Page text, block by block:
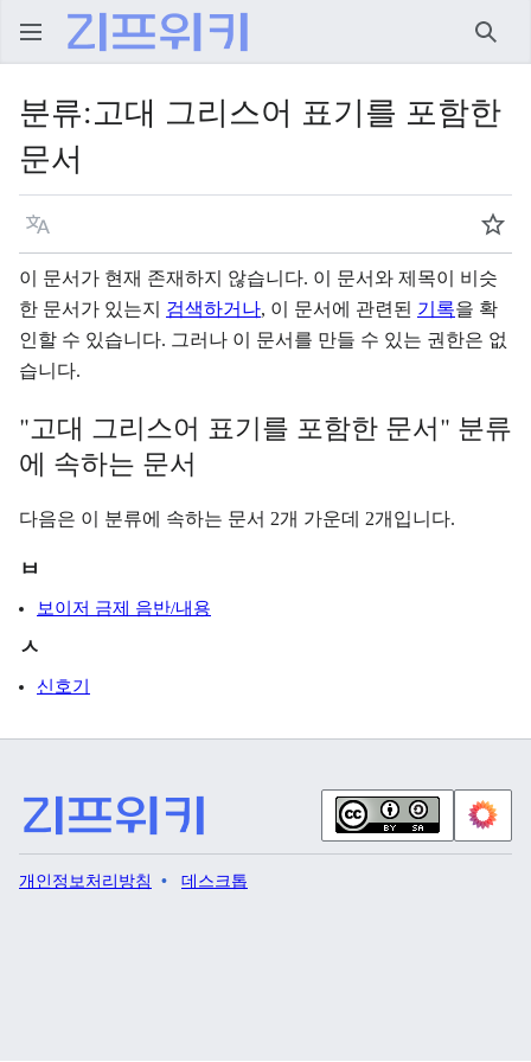
검색
분류:고대 그리스어 표기를 포함한
문서
언어 주시
이 문서가 현재 존재하지 않습니다. 이 문서와 제목이 비슷
한 문서가 있는지 검색하거나, 이 문서에 관련된 기록을 확
인할 수 있습니다. 그러나 이 문서를 만들 수 있는 권한은 없
습니다.
"고대 그리스어 표기를 포함한 문서" 분류
에 속하는 문서
다음은 이 분류에 속하는 문서 2개 가운데 2개입니다.
ㅂ
보이저 금제 음반/내용
ㅅ
신호기
개인정보처리방침 데스크톱